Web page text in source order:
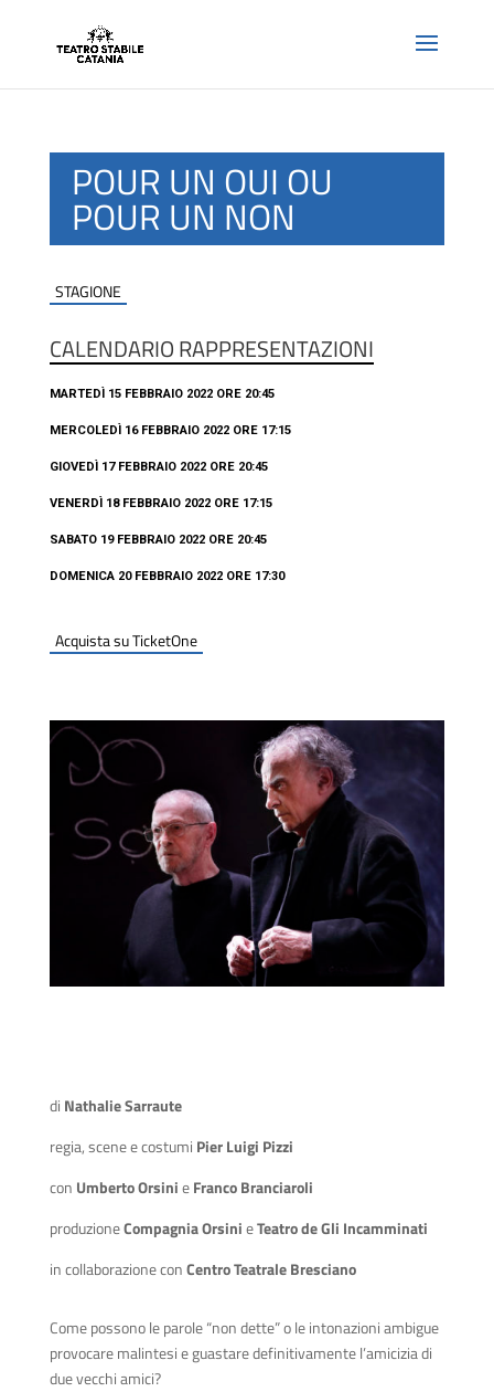
POUR UN OUI OU
POUR UN NON
STAGIONE
CALENDARIO RAPPRESENTAZIONI
MARTEDÌ 15 FEBBRAIO 2022 ORE 20:45
MERCOLEDÌ 16 FEBBRAIO 2022 ORE 17:15
GIOVEDÌ 17 FEBBRAIO 2022 ORE 20:45
VENERDÌ 18 FEBBRAIO 2022 ORE 17:15
SABATO 19 FEBBRAIO 2022 ORE 20:45
DOMENICA 20 FEBBRAIO 2022 ORE 17:30
Acquista su TicketOne
di Nathalie Sarraute
regia, scene e costumi Pier Luigi Pizzi
con Umberto OrsinieFranco Branciaroli
produzioneCompagnia OrsinieTeatro de Gli Incamminati
in collaborazione conCentro Teatrale Bresciano
Come possono le parole “non dette” o le intonazioni ambigue
provocare malintesi e guastare definitivamente l’amicizia di
due vecchi amici?